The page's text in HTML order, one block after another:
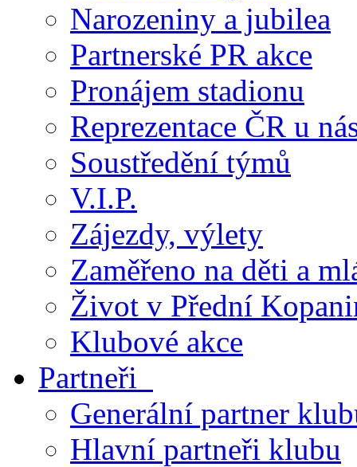
Narozeniny a jubilea
Partnerské PR akce
Pronájem stadionu
Reprezentace ČR u
Soustředění týmů
V.I.P.
Zájezdy, výlety
Zaměřeno na děti a
Život v Přední
Klubové akce
Partneři
Generální partner
Hlavní partneři klubu